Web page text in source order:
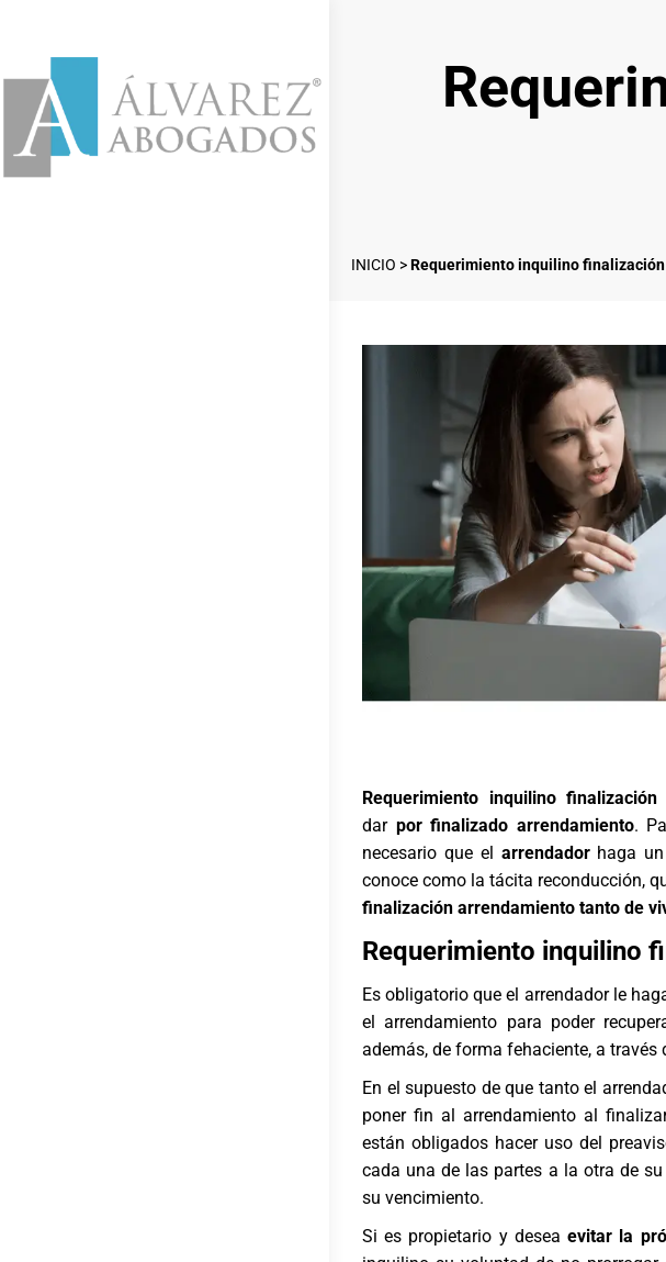
INICIO >Requerimiento inquilino
Requerimiento inquilino finalización
dar por finalizado arrendamiento.
necesario que el arrendadorhaga
conoce como la tácita reconducción,
finalización arrendamiento tanto de
Requerimiento inquilino
Es obligatorio que el arrendador le
el arrendamiento para poder
además, de forma fehaciente, a través
En el supuesto de que tanto el
poner fin al arrendamiento al
están obligados hacer uso del
cada una de las partes a la otra de
su vencimiento.
Si es propietario y deseaevitar la